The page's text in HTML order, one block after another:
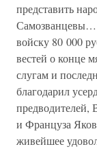
представить
Самозванцевы…
войску 80 000
вестей о конце
слугам и
благодарил
предводителей,
и Француза
живейшее